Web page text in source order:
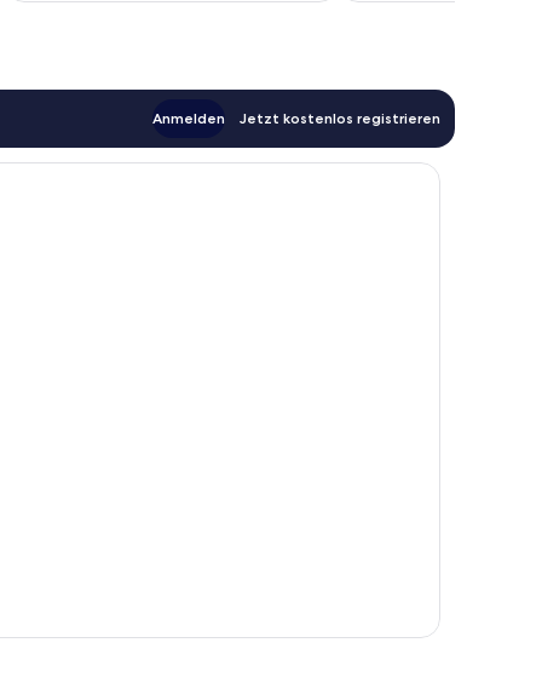
Anmelden Jetzt kostenlos registrieren